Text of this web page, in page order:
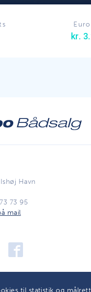
kr.
Havn
73 95
mail
til statistik og